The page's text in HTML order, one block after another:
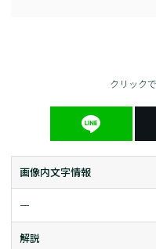
クリック
画像内文字情報
ー
解説